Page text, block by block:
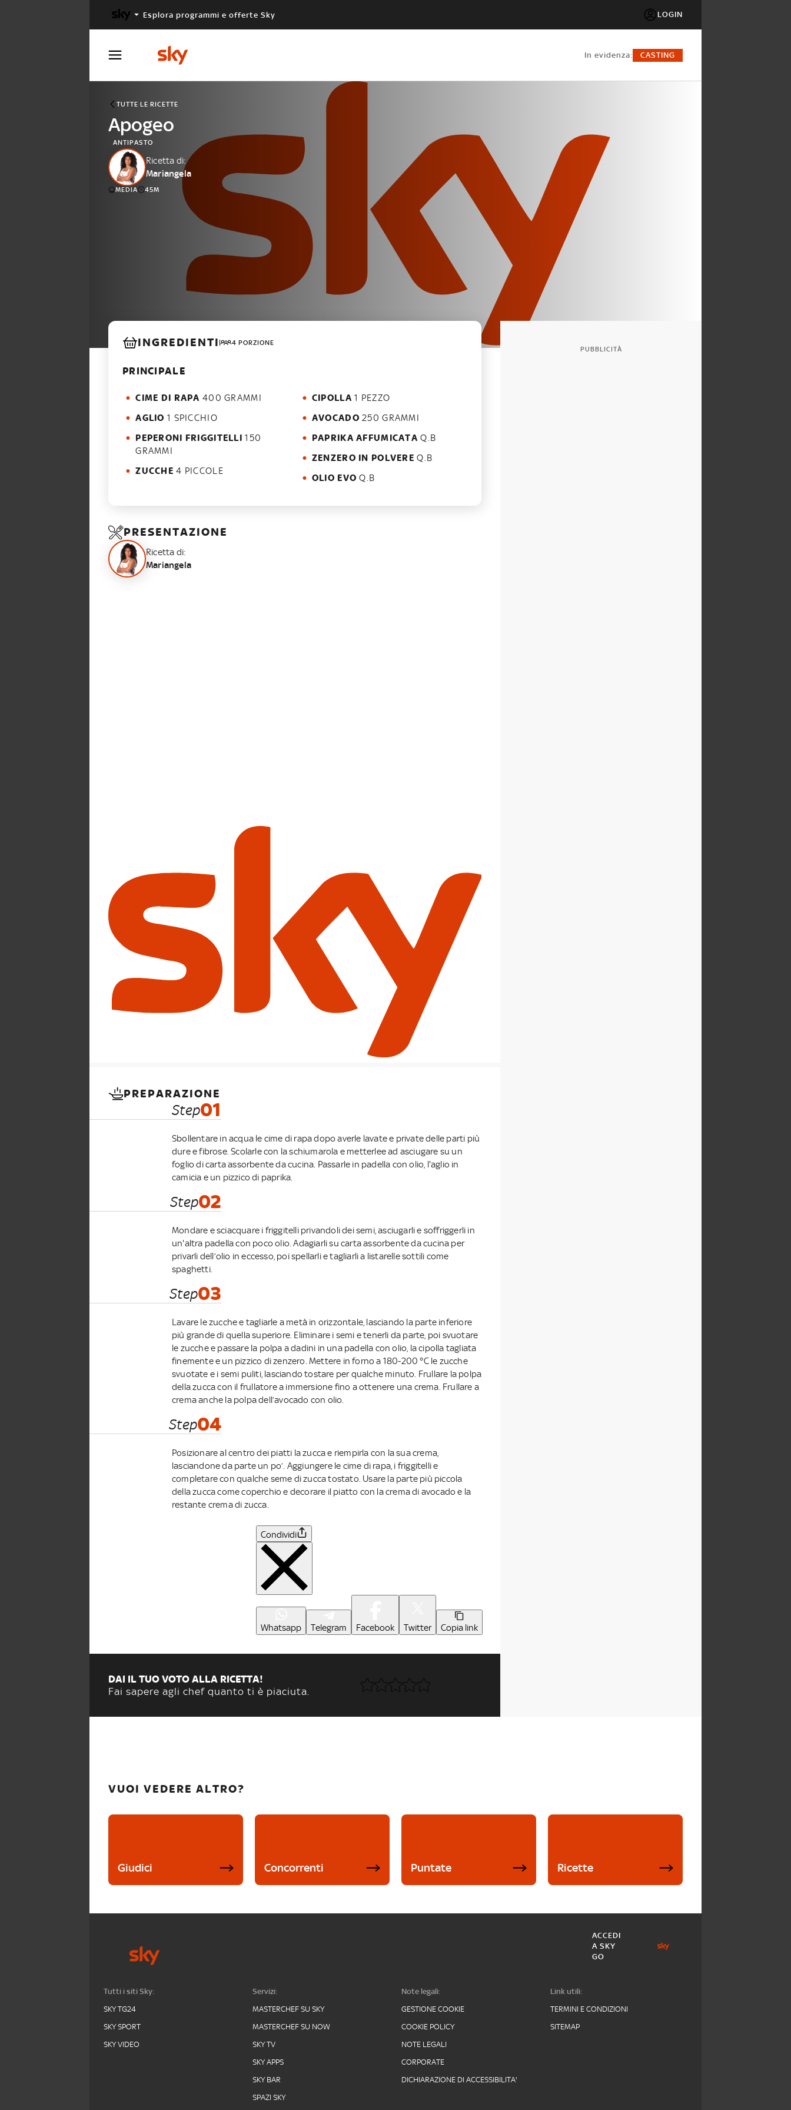
Esplora programmi e offerte Sky LOGIN
in evidenza: CASTING
TUTTE LE RICETTE
Apogeo
ANTIPASTO
Ricetta di:
Mariangela
MEDIA 45M
INGREDIENTI 4 PORZIONE
PRINCIPALE
CIME DI RAPA 400 GRAMMI
AGLIO 1 SPICCHIO
PEPERONI FRIGGITELLI 150
GRAMMI
ZUCCHE 4 PICCOLE
CIPOLLA 1 PEZZO
AVOCADO 250 GRAMMI
PAPRIKA AFFUMICATA Q.B
ZENZERO IN POLVERE Q.B
OLIO EVO Q.B
PRESENTAZIONE
Ricetta di:
Mariangela
PREPARAZIONE
Step01
Sbollentare in acqua le cime di rapa dopo averle lavate e private delle parti più
dure e fibrose. Scolarle con la schiumarola e metterlee ad asciugare su un
foglio di carta assorbente da cucina. Passarle in padella con olio, l'aglio in
camicia e un pizzico di paprika.
Step02
Mondare e sciacquare i friggitelli privandoli dei semi, asciugarli e soffriggerli in
un'altra padella con poco olio. Adagiarli su carta assorbente da cucina per
privarli dell’olio in eccesso, poi spellarli e tagliarli a listarelle sottili come
spaghetti.
Step03
Lavare le zucche e tagliarle a metà in orizzontale, lasciando la parte inferiore
più grande di quella superiore. Eliminare i semi e tenerli da parte, poi svuotare
le zucche e passare la polpa a dadini in una padella con olio, la cipolla tagliata
finemente e un pizzico di zenzero. Mettere in forno a 180-200 °C le zucche
svuotate e i semi puliti, lasciando tostare per qualche minuto. Frullare la polpa
della zucca con il frullatore a immersione fino a ottenere una crema. Frullare a
crema anche la polpa dell’avocado con olio.
Step04
Posizionare al centro dei piatti la zucca e riempirla con la sua crema,
lasciandone da parte un po’. Aggiungere le cime di rapa, i friggitelli e
completare con qualche seme di zucca tostato. Usare la parte più piccola
della zucca come coperchio e decorare il piatto con la crema di avocado e la
restante crema di zucca.
Condividi
Whatsapp Telegram Facebook Twitter Copia link
DAI IL TUO VOTO ALLA RICETTA!
Fai sapere agli chef quanto ti è piaciuta.
PUBBLICITÀ
VUOI VEDERE ALTRO?
Giudici Concorrenti Puntate Ricette
ACCEDI
A SKY
GO
Tutti i siti Sky:
SKY TG24
SKY SPORT
SKY VIDEO
Servizi:
MASTERCHEF SU SKY
MASTERCHEF SU NOW
SKY TV
SKY APPS
SKY BAR
SPAZI SKY
Note legali:
GESTIONE COOKIE
COOKIE POLICY
NOTE LEGALI
CORPORATE
DICHIARAZIONE DI ACCESSIBILITA'
Link utili:
TERMINI E CONDIZIONI
SITEMAP